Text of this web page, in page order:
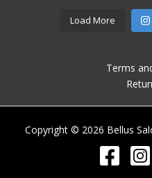
Load More
Terms
Copyright © 2026 Bellus